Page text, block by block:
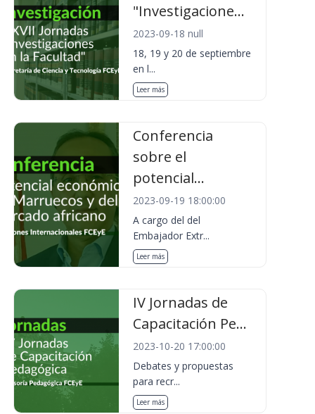
"Investigacione...
2023-09-18 null
18, 19 y 20 de septiembre
en l...
Leer más
Conferencia
sobre el
potencial...
2023-09-19 18:00:00
A cargo del del
Embajador Extr...
Leer más
IV Jornadas de
Capacitación Pe...
2023-10-20 17:00:00
Debates y propuestas
para recr...
Leer más